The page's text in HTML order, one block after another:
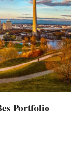
Portfolio